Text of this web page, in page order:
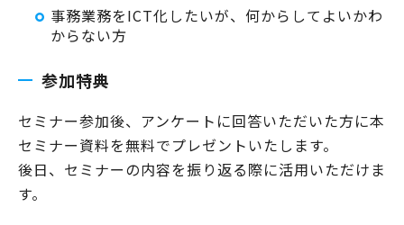
事務業務をICT化したいが、何からしてよいかわ
からない方
参加特典
セミナー参加後、アンケートに回答いただいた方に本
セミナー資料を無料でプレゼントいたします。
後日、セミナーの内容を振り返る際に活用いただけま
す。